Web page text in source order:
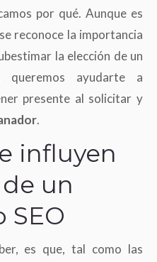
por qué. Aunque es
reconoce la importancia
la elección de un
queremos ayudarte a
presente al solicitar y
.
influyen
un
SEO
es que, tal como las